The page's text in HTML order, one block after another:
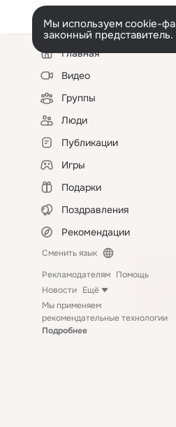
Мы используем cookie-
законный представитель.
Левая
колонкаГлавная
Видео
Группы
Люди
Публикации
Игры
Подарки
Поздравления
Рекомендации
Сменить язык
Рекламодателям Помощь
Новости Ещё
Мы применяем
рекомендательные технологии
Подробнее